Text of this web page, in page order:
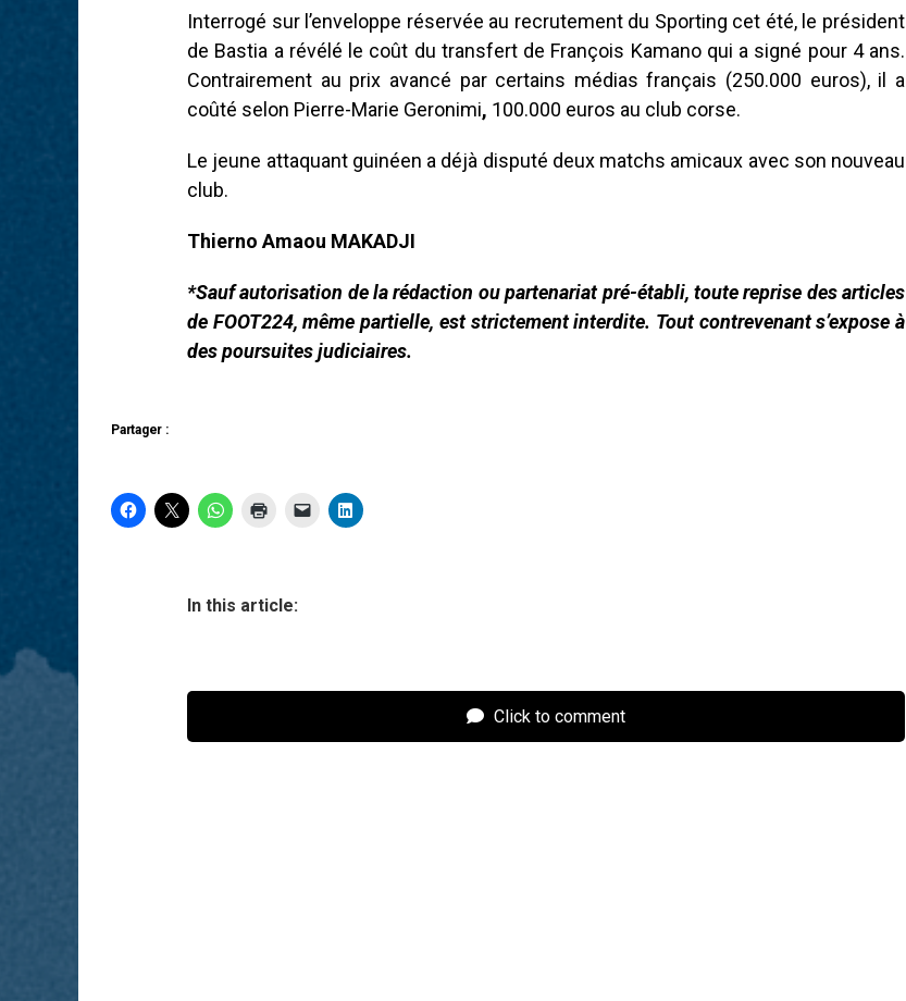
Interrogé sur l’enveloppe réservée au recrutement du Sporting cet été, le président
de Bastia a révélé le coût du transfert de François Kamano qui a signé pour 4 ans.
Contrairement au prix avancé par certains médias français (250.000 euros), il a
coûté selon Pierre-Marie Geronimi, 100.000 euros au club corse.
Le jeune attaquant guinéen a déjà disputé deux matchs amicaux avec son nouveau
club.
Thierno Amaou MAKADJI
*Sauf autorisation de la rédaction ou partenariat pré-établi, toute reprise des articles
de FOOT224, même partielle, est strictement interdite. Tout contrevenant s’expose à
des poursuites judiciaires.
Partager :
In this article:
Click to comment